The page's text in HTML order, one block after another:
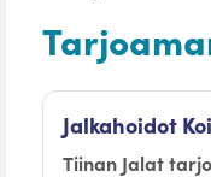
Jalkahoidot
Tiinan Jalat